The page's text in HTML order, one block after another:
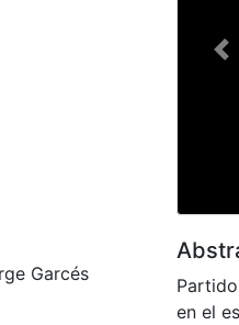
Garcés
en el